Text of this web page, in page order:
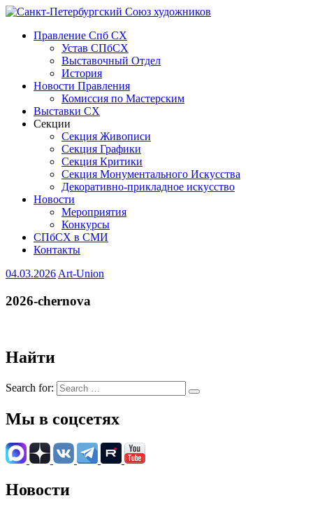
Правление Спб СХ
Устав СПбСХ
Выставочный Отдел
История
Новости Правления
Комиссия по Мастерским
Выставки СХ
Секции
Секция Живописи
Секция Графики
Секция Критики
Секция Монументального Искусства
Декоративно-прикладное искусство
Новости
Мероприятия
Конкурсы
СПбСХ в СМИ
Контакты
04.03.2026 Art-Union
2026-chernova
Найти
Search for:
Мы в соцсетях
Новости